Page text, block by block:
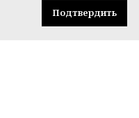
Подтвердить